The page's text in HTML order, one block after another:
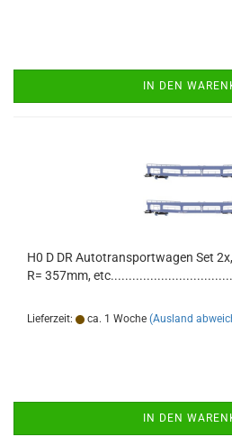
IN DEN
H0 D DR Autotransportwagen Set
R= 357mm,
Lieferzeit: ca. 1 Woche (Ausland
IN DEN